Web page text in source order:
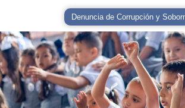
Denuncia de Corrupción y